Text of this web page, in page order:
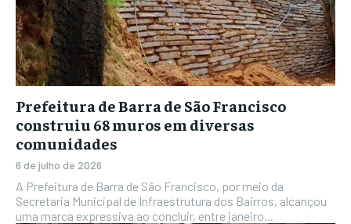
Prefeitura de Barra de São Francisco
construiu 68 muros em diversas
comunidades
6 de julho de 2026
A Prefeitura de Barra de São Francisco, por meio da
Secretaria Municipal de Infraestrutura dos Bairros, alcançou
uma marca expressiva ao concluir, entre janeiro...